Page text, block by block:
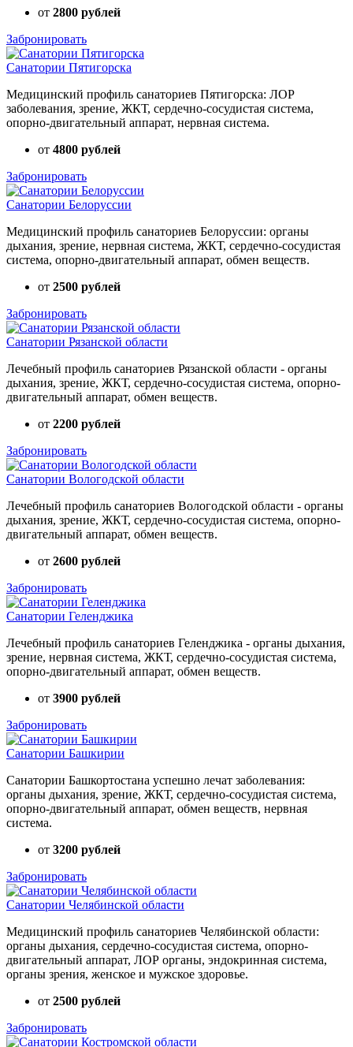
от 2800 рублей
Забронировать
Санатории Пятигорска
Медицинский профиль санаториев Пятигорска: ЛОР
заболевания, зрение, ЖКТ, сердечно-сосудистая система,
опорно-двигательный аппарат, нервная система.
от 4800 рублей
Забронировать
Санатории Белоруссии
Медицинский профиль санаториев Белоруссии: органы
дыхания, зрение, нервная система, ЖКТ, сердечно-сосудистая
система, опорно-двигательный аппарат, обмен веществ.
от 2500 рублей
Забронировать
Санатории Рязанской области
Лечебный профиль санаториев Рязанской области - органы
дыхания, зрение, ЖКТ, сердечно-сосудистая система, опорно-
двигательный аппарат, обмен веществ.
от 2200 рублей
Забронировать
Санатории Вологодской области
Лечебный профиль санаториев Вологодской области - органы
дыхания, зрение, ЖКТ, сердечно-сосудистая система, опорно-
двигательный аппарат, обмен веществ.
от 2600 рублей
Забронировать
Санатории Геленджика
Лечебный профиль санаториев Геленджика - органы дыхания,
зрение, нервная система, ЖКТ, сердечно-сосудистая система,
опорно-двигательный аппарат, обмен веществ.
от 3900 рублей
Забронировать
Санатории Башкирии
Санатории Башкортостана успешно лечат заболевания:
органы дыхания, зрение, ЖКТ, сердечно-сосудистая система,
опорно-двигательный аппарат, обмен веществ, нервная
система.
от 3200 рублей
Забронировать
Санатории Челябинской области
Медицинский профиль санаториев Челябинской области:
органы дыхания, сердечно-сосудистая система, опорно-
двигательный аппарат, ЛОР органы, эндокринная система,
органы зрения, женское и мужское здоровье.
от 2500 рублей
Забронировать